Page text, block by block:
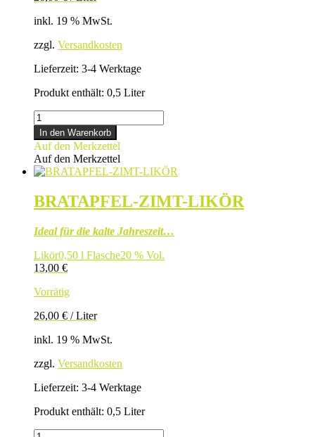
inkl. 19 % MwSt.
zzgl. Versandkosten
Lieferzeit: 3-4 Werktage
Produkt enthält: 0,5 Liter
BLUTORANGENLIKÖR
Menge
In den Warenkorb
Auf den Merkzettel
Auf den Merkzettel
BRATAPFEL-ZIMT-LIKÖR
Ideal für die kalte Jahreszeit…
Likör0,50 l Flasche20 % Vol.
13,00 €
Vorrätig
26,00 € /Liter
inkl. 19 % MwSt.
zzgl. Versandkosten
Lieferzeit: 3-4 Werktage
Produkt enthält: 0,5 Liter